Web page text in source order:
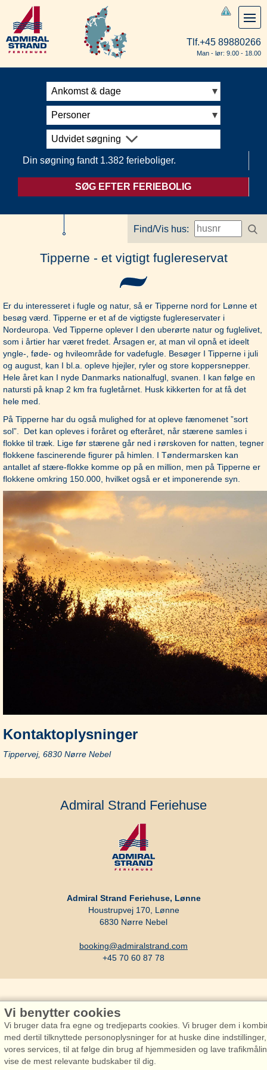
Tlf.+45 89880266
Man - lør: 9.00 - 18.00
Ankomst & dage
Personer
Udvidet søgning
Din søgning fandt 1.382 ferieboliger.
SØG EFTER FERIEBOLIG
Find/Vis hus:
Tipperne - et vigtigt fuglereservat
Er du interesseret i fugle og natur, så er Tipperne nord for Lønne et
besøg værd. Tipperne er et af de vigtigste fuglereservater i
Nordeuropa. Ved Tipperne oplever I den uberørte natur og fuglelivet,
som i årtier har været fredet. Årsagen er, at man vil opnå et ideelt
yngle-, føde- og hvileområde for vadefugle. Besøger I Tipperne i juli
og august, kan I bl.a. opleve hjejler, ryler og store koppersnepper.
Hele året kan I nyde Danmarks nationalfugl, svanen. I kan følge en
natursti på knap 2 km fra fugletårnet. Husk kikkerten for at få det
hele med.
På Tipperne har du også mulighed for at opleve fænomenet ”sort
sol”. Det kan opleves i foråret og efteråret, når stærene samles i
flokke til træk. Lige før stærene går ned i rørskoven for natten, tegner
flokkene fascinerende figurer på himlen. I Tøndermarsken kan
antallet af stære-flokke komme op på en million, men på Tipperne er
flokkene omkring 150.000, hvilket også er et imponerende syn.
Kontaktoplysninger
Tippervej, 6830 Nørre Nebel
Admiral Strand Feriehuse
Admiral Strand Feriehuse, Lønne
Houstrupvej 170, Lønne
6830 Nørre Nebel
booking@admiralstrand.com
+45 70 60 87 78
Admiral Strand Feriehuse ApS | CVR 27 23 39 10 |
Vi benytter cookies
Vi bruger data fra egne og tredjeparts cookies. Vi bruger dem i
med dertil tilknyttede personoplysninger for at huske dine
vores services, til at følge din brug af hjemmesiden og lave
vise de mest relevante budskaber til dig.